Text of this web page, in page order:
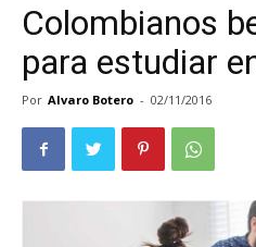
Colombianos
para estudiar
Por Alvaro Botero - 02/11/2016